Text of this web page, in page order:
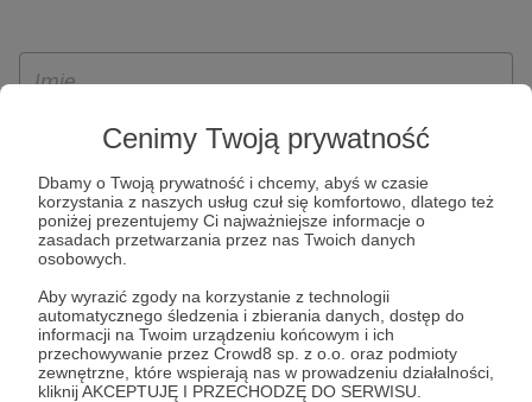
Cenimy Twoją prywatność
Dbamy o Twoją prywatność i chcemy, abyś w czasie
korzystania z naszych usług czuł się komfortowo, dlatego też
poniżej prezentujemy Ci najważniejsze informacje o
zasadach przetwarzania przez nas Twoich danych
osobowych.
Aby wyrazić zgody na korzystanie z technologii
automatycznego śledzenia i zbierania danych, dostęp do
informacji na Twoim urządzeniu końcowym i ich
przechowywanie przez Crowd8 sp. z o.o. oraz podmioty
zewnętrzne, które wspierają nas w prowadzeniu działalności,
kliknij AKCEPTUJĘ I PRZECHODZĘ DO SERWISU.
Patronite.pl, w tym możliwości dokonywania oraz
otrzymywania wsparcia na naszej platformie oraz
ich przenoszenia, niepodlegania zautomatyzowanemu
wyrażenia sprzeciwu wobec przetwarzania Twoich danych
osobowych. Rejestracja dla osób niepełnoletnich możliwa
jest po przekazaniu podpisanego formularza "Zgodna na
założenie konta przez osobę niepełnoletnią", formularz
dostępny jest na stronie regulaminu Patronite.pl.